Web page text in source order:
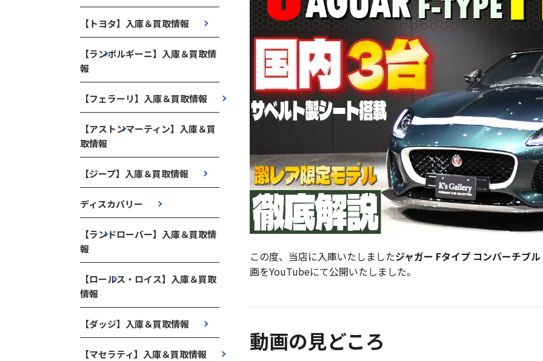
【トヨタ】入庫＆買取情報
【ランボルギーニ】入庫＆買取情
報
【フェラーリ】入庫＆買取情報
【アストンマーティン】入庫＆買
取情報
【ジープ】入庫＆買取情報
ディスカバリー
【ランドローバー】入庫＆買取情
報
【ロールス・ロイス】入庫＆買取
情報
【ダッジ】入庫＆買取情報
【マセラティ】入庫＆買取情報
この度、当店に入庫いたしましたジャガー Fタイプ コンバーチブ
画をYouTubeにて公開いたしました。
動画の見どころ